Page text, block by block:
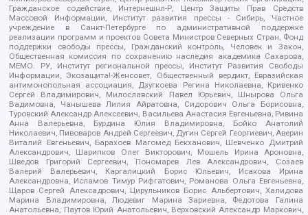
Гражданское содействие, Интернешнл-Р, Центр Защиты Прав Средств
Массовой Информации, Институт развития прессы - Сибирь, Частное
учреждение в Санкт-Петербурге по административной поддержке
реализации программ и проектов Совета Министров Северных Стран, Фонд
поддержки свободы прессы, Гражданский контроль, Человек и Закон,
Общественная комиссия по сохранению наследия академика Сахарова,
МЕМО. РУ, Институт региональной прессы, Институт Развития Свободы
Информации, Экозащита!-Женсовет, Общественный вердикт, Евразийская
антимонопольная ассоциация, Дзугкоева Регина Николаевна, Кривенко
Сергей Владимирович, Милославский Павел Юрьевич, Шнырова Ольга
Вадимовна, Чанышева Лилия Айратовна, Сидорович Ольга Борисовна,
Туровский Александр Алексеевич, Васильева Анастасия Евгеньевна, Ривина
Анна Валерьевна, Бурдина Юлия Владимировна, Бойко Анатолий
Николаевич, Пивоваров Андрей Сергеевич, Дугин Сергей Георгиевич, Аверин
Виталий Евгеньевич, Барахоев Магомед Бекханович, Шевченко Дмитрий
Александрович, Шарипков Олег Викторович, Мошель Ирина Ароновна,
Шведов Григорий Сергеевич, Пономарев Лев Александрович, Созаев
Валерий Валерьевич, Каргалицкий Борис Юльевич, Исакова Ирина
Александровна, Исламов Тимур Рифгатович, Романова Ольга Евгеньевна,
Щаров Сергей Алексадрович, Цирульников Борис Альбертович, Халидова
Марина Владимировна, Людевиг Марина Зариевна, Федотова Галина
Анатольевна, Паутов Юрий Анатольевич, Верховский Александр Маркович,